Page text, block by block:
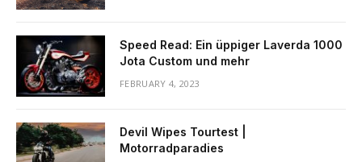
Speed ​​Read: Ein üppiger Laverda 1000
Jota Custom und mehr
FEBRUARY 4, 2023
Devil Wipes Tourtest |
Motorradparadies